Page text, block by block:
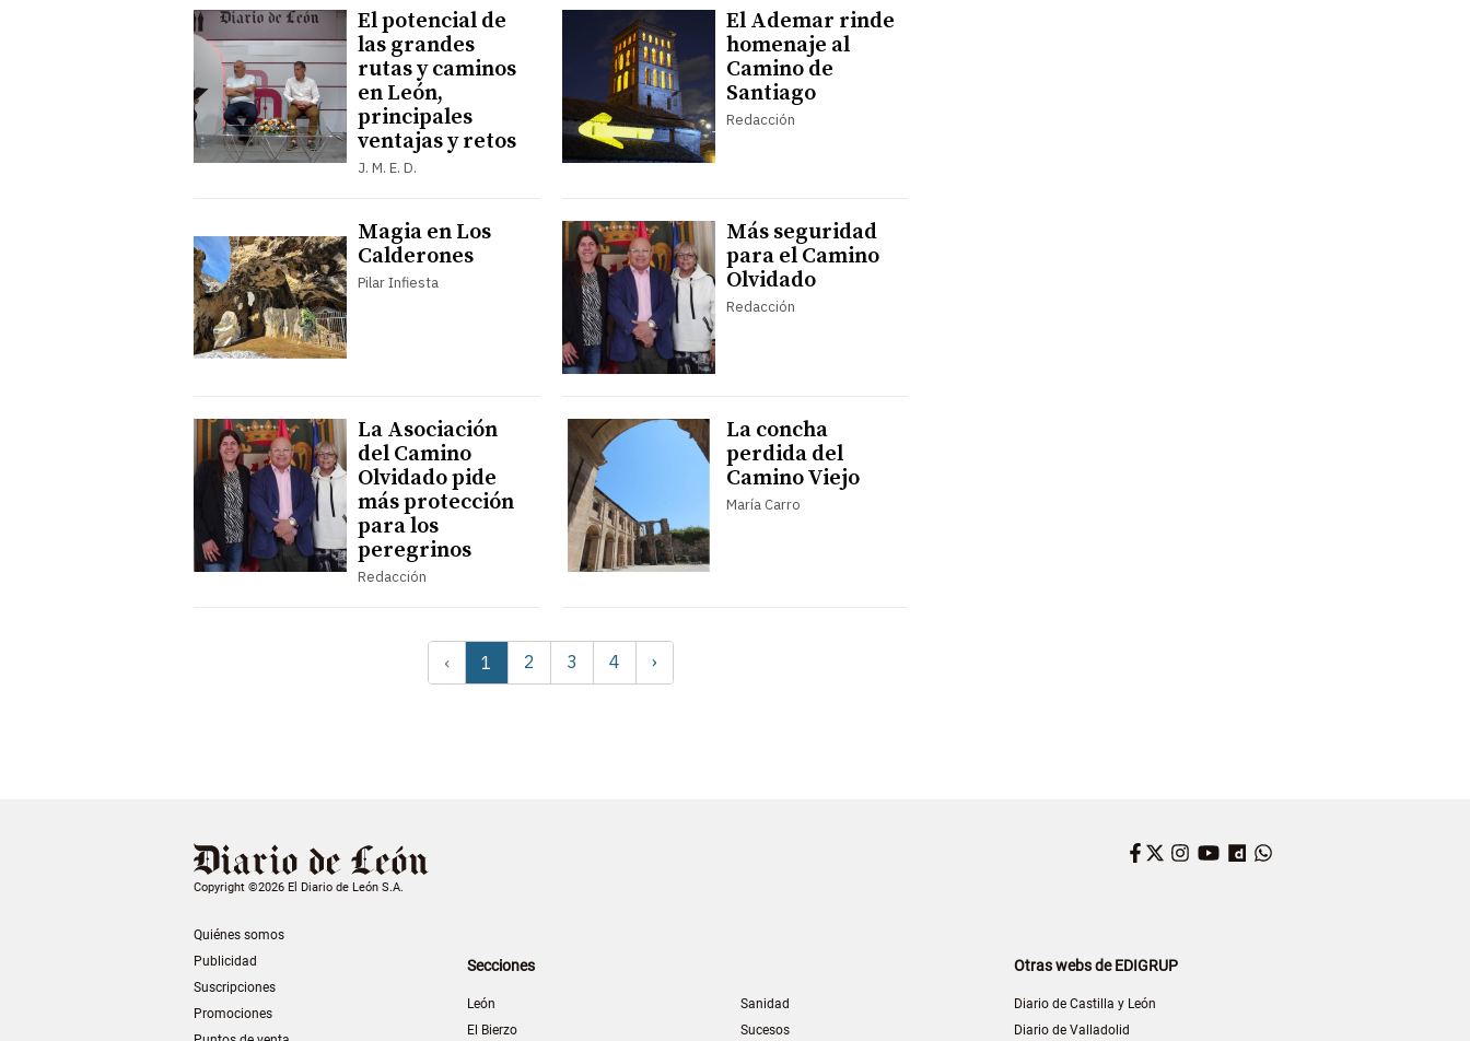
El potencial de
las grandes
rutas y caminos
en León,
principales
ventajas y retos
J. M. E. D.
El Ademar rinde
homenaje al
Camino de
Santiago
Redacción
Magia en Los
Calderones
Pilar Infiesta
Más seguridad
para el Camino
Olvidado
Redacción
La Asociación
del Camino
Olvidado pide
más protección
para los
peregrinos
Redacción
La concha
perdida del
Camino Viejo
María Carro
‹ 1 2 3 4 ›
Copyright ©2026 El Diario de León S.A.
Quiénes somos
Publicidad
Suscripciones
Promociones
Facebook
Twitter
Instagram
YouTube
Dailymotion
Secciones
León
El Bierzo
Sanidad
Sucesos
Otras webs de EDIGRUP
Diario de Castilla y León
Diario de Valladolid